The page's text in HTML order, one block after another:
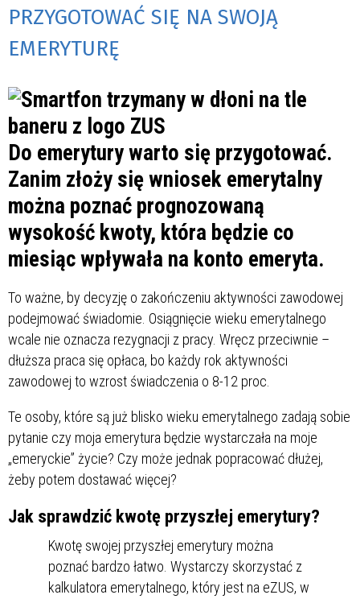
PRZYGOTOWAĆ SIĘ NA SWOJĄ
EMERYTURĘ
Do emerytury warto się przygotować.
Zanim złoży się wniosek emerytalny
można poznać prognozowaną
wysokość kwoty, która będzie co
miesiąc wpływała na konto emeryta.
To ważne, by decyzję o zakończeniu aktywności zawodowej
podejmować świadomie. Osiągnięcie wieku emerytalnego
wcale nie oznacza rezygnacji z pracy. Wręcz przeciwnie –
dłuższa praca się opłaca, bo każdy rok aktywności
zawodowej to wzrost świadczenia o 8-12 proc.
Te osoby, które są już blisko wieku emerytalnego zadają sobie
pytanie czy moja emerytura będzie wystarczała na moje
„emeryckie” życie? Czy może jednak popracować dłużej,
żeby potem dostawać więcej?
Jak sprawdzić kwotę przyszłej emerytury?
Kwotę swojej przyszłej emerytury można
poznać bardzo łatwo. Wystarczy skorzystać z
kalkulatora emerytalnego, który jest na eZUS, w